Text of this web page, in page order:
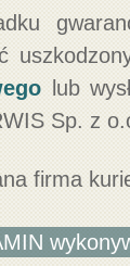
lub
Sp. z
firma